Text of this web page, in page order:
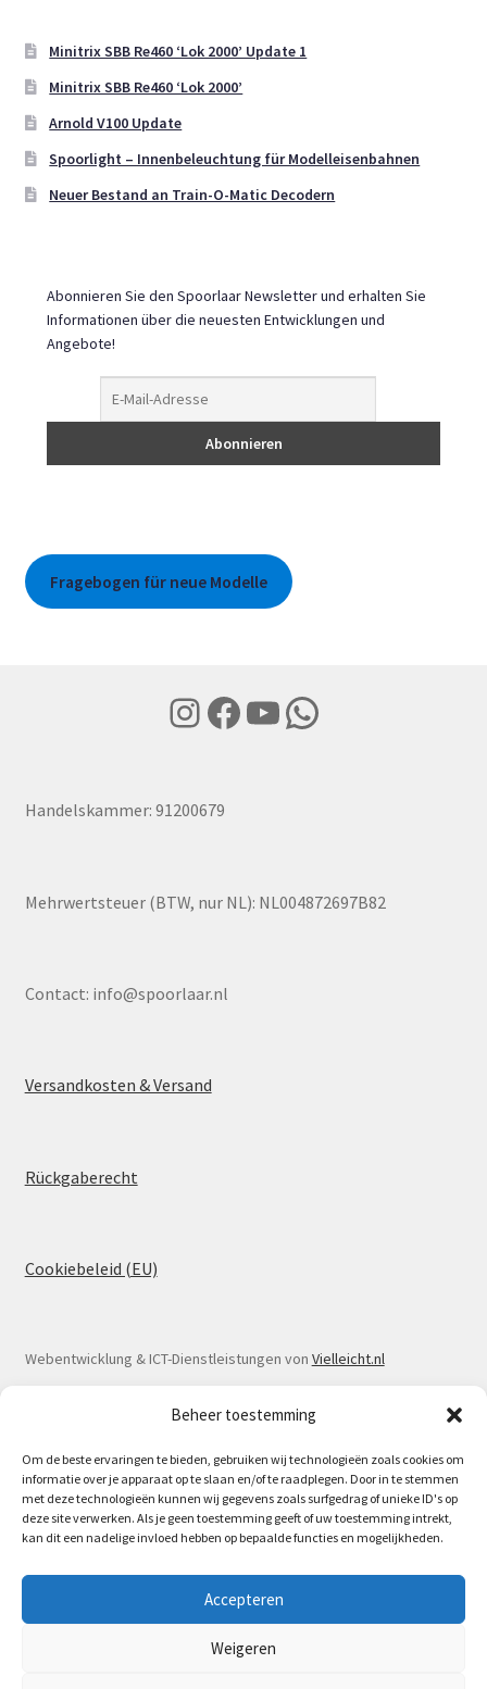
Beheer toestemming
Om de beste ervaringen te bieden, gebruiken wij technologieën zoals cookies om
informatie over je apparaat op te slaan en/of te raadplegen. Door in te stemmen
met deze technologieën kunnen wij gegevens zoals surfgedrag of unieke ID's op
deze site verwerken. Als je geen toestemming geeft of uw toestemming intrekt,
kan dit een nadelige invloed hebben op bepaalde functies en mogelijkheden.
Accepteren
Weigeren
Am 16. Mai ist Spoorlaar wieder auf der
Modelleisenbahnmesse in Houten. | Vom 17. Mai bis 7. Juni
Minitrix SBB Re460 ‘Lok 2000’ Update 1
Minitrix SBB Re460 ‘Lok 2000’
Arnold V100 Update
Spoorlight – Innenbeleuchtung für Modelleisenbahnen
Neuer Bestand an Train-O-Matic Decodern
Abonnieren Sie den Spoorlaar Newsletter und erhalten Sie
Informationen über die neuesten Entwicklungen und
Angebote!
Fragebogen für neue Modelle
Instagram
Facebook
YouTube
WhatsApp
Handelskammer: 91200679
Mehrwertsteuer (BTW, nur NL): NL004872697B82
Contact: info@spoorlaar.nl
Versandkosten & Versand
Rückgaberecht
Cookiebeleid (EU)
Webentwicklung & ICT-Dienstleistungen von Vielleicht.nl
© Spoorlaar 2026
Datenschutzbestimmungen
Erstellt mit WooCommerce